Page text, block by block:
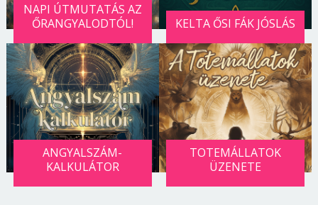
NAPI ÚTMUTATÁS AZ
ŐRANGYALODTÓL!
KELTA ŐSI FÁK JÓSLÁS
ANGYALSZÁM-
KALKULÁTOR
TOTEMÁLLATOK
ÜZENETE